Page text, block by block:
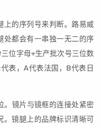
上的序列号来判断。路易威
处都会有一串独一无二的序
位字母+生产批次号三位数
表，A代表法国，B代表日
。镜片与镜框的连接处紧密
。镜腿上的品牌标识清晰可